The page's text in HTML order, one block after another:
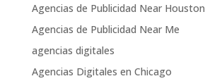
Agencias de Publicidad Near Houston
Agencias de Publicidad Near Me
agencias digitales
Agencias Digitales en Chicago